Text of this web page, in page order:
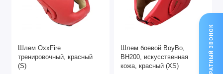
Шлем OxxFire
тренировочный, красный
(S)
Шлем боевой BoyBo,
BH200, искусственная
кожа, красный (XS)
ОБРАТНЫЙ ЗВОНОК